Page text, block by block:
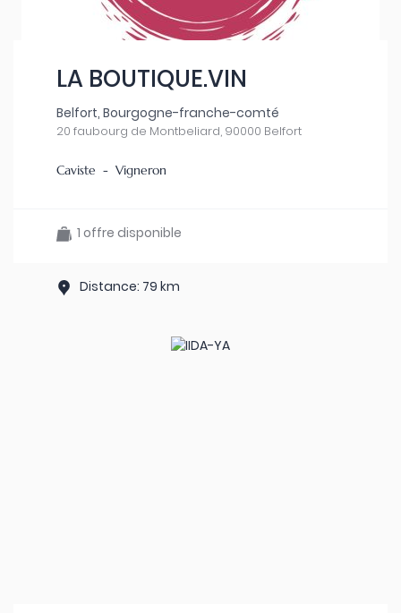
LA BOUTIQUE.VIN
Belfort, Bourgogne-franche-comté
20 faubourg de Montbeliard, 90000 Belfort
Caviste - Vigneron
1 offre disponible
Distance: 79 km